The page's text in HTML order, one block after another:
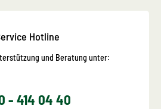
Hotline
und Beratung unter:
- 414 04 40